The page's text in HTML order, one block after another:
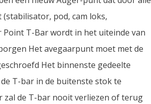
(stabilisator, pod, cam loks,
Point T-Bar wordt in het uiteinde van
Het avegaarpunt moet met de
Het binnenste gedeelte
T-bar in de buitenste stok te
zal de T-bar nooit verliezen of terug